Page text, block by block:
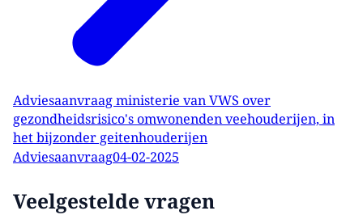
Adviesaanvraag ministerie van VWS over
gezondheidsrisico's omwonenden veehouderijen, in
het bijzonder geitenhouderijen
Adviesaanvraag04-02-2025
Veelgestelde vragen